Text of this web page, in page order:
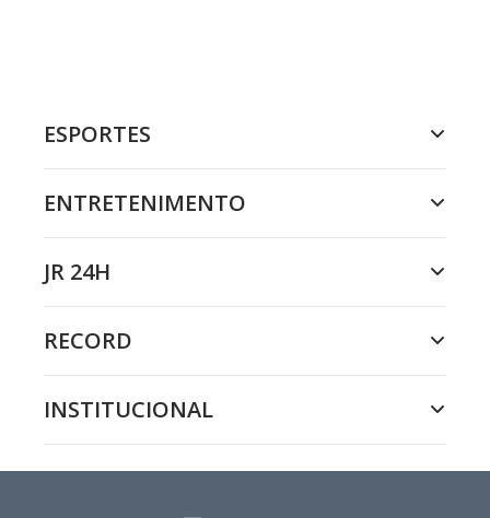
ESPORTES
ENTRETENIMENTO
JR 24H
RECORD
INSTITUCIONAL